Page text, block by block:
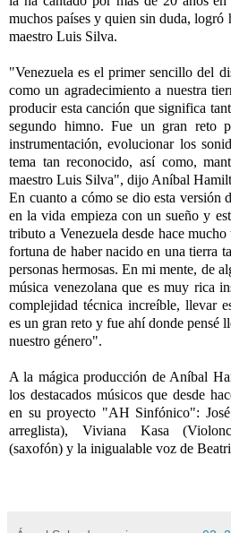
muchos países y quien sin duda,
maestro Luis Silva.
"Venezuela es el primer sencillo del
como un agradecimiento a nuestra
producir esta canción que significa
segundo himno. Fue un gran reto
instrumentación, evolucionar los
tema tan reconocido, así como,
maestro Luis Silva", dijo Aníbal
En cuanto a cómo se dio esta versión
en la vida empieza con un sueño y
tributo a Venezuela desde hace
fortuna de haber nacido en una tierra
personas hermosas. En mi mente, de
música venezolana que es muy rica
complejidad técnica increíble, llevar
es un gran reto y fue ahí donde pensé
nuestro género".
A la mágica producción de Aníbal
los destacados músicos que desde
en su proyecto "AH Sinfónico":
arreglista), Viviana Kasa
(saxofón) y la inigualable voz de